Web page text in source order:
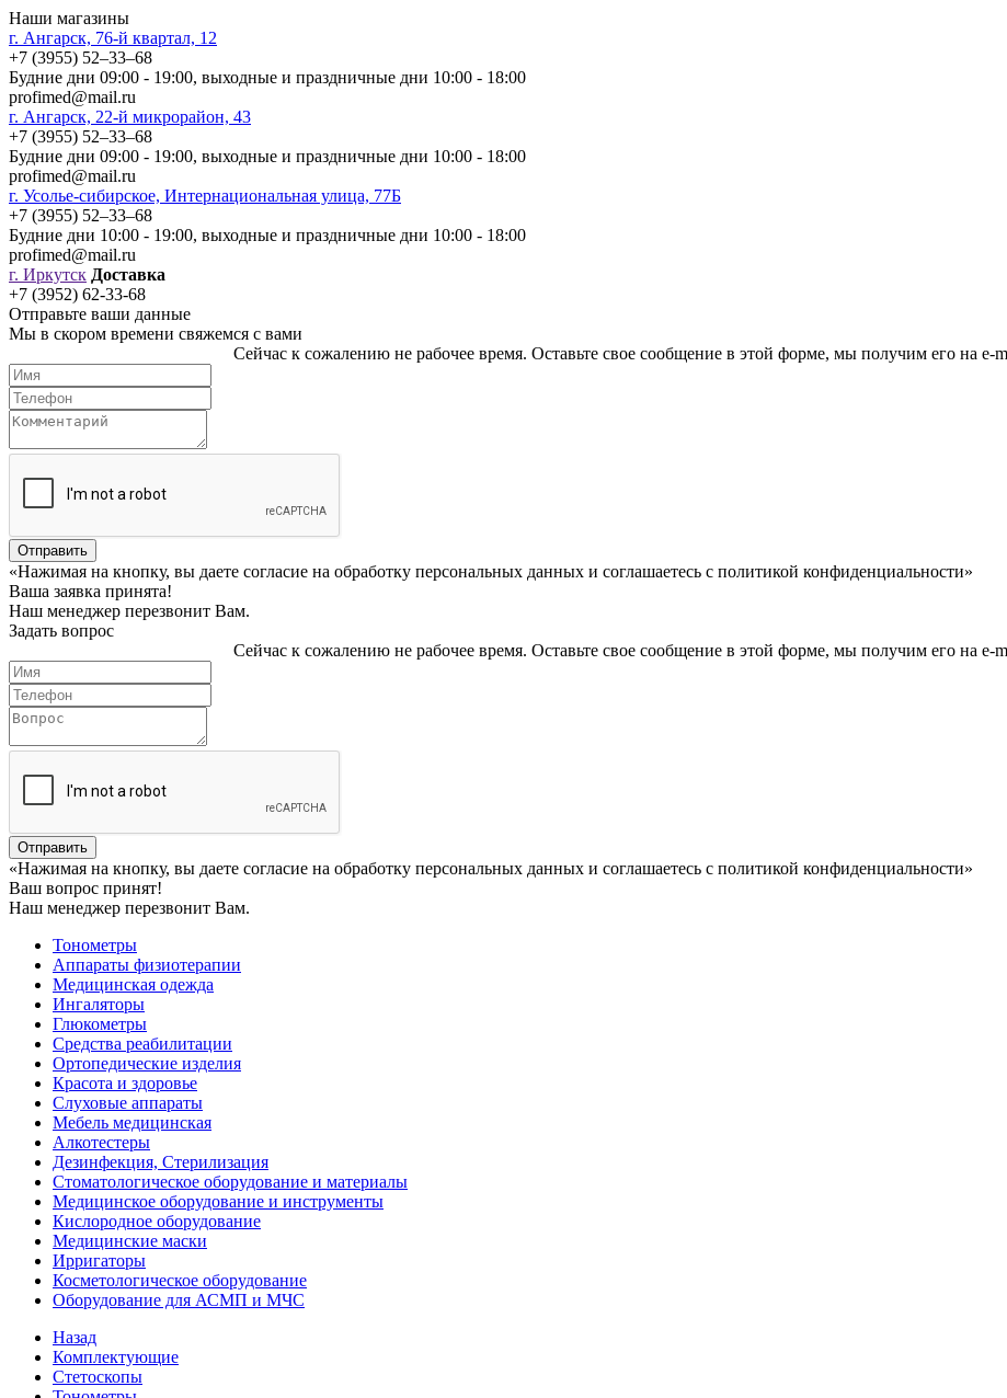
Наши магазины
г. Ангарск, 76-й квартал, 12
+7 (3955) 52‒33‒68
Будние дни 09:00 - 19:00, выходные и праздничные дни 10:00 - 18:00
profimed@mail.ru
г. Ангарск, 22-й микрорайон, 43
+7 (3955) 52‒33‒68
Будние дни 09:00 - 19:00, выходные и праздничные дни 10:00 - 18:00
profimed@mail.ru
г. Усолье-сибирское, Интернациональная улица, 77Б
+7 (3955) 52‒33‒68
Будние дни 10:00 - 19:00, выходные и праздничные дни 10:00 - 18:00
profimed@mail.ru
г. Иркутск Доставка
+7 (3952) 62-33-68
Отправьте ваши данные
Мы в скором времени свяжемся с вами
Сейчас к сожалению не рабочее время. Оставьте свое сообщение в этой форме, мы получим его на e-
Отправить
«Нажимая на кнопку, вы даете согласие на обработку персональных данных и соглашаетесь c политикой конфиденциальности»
Ваша заявка принята!
Наш менеджер перезвонит Вам.
Задать вопрос
Сейчас к сожалению не рабочее время. Оставьте свое сообщение в этой форме, мы получим его на e-
Отправить
«Нажимая на кнопку, вы даете согласие на обработку персональных данных и соглашаетесь c политикой конфиденциальности»
Ваш вопрос принят!
Наш менеджер перезвонит Вам.
Тонометры
Аппараты физиотерапии
Медицинская одежда
Ингаляторы
Глюкометры
Средства реабилитации
Ортопедические изделия
Красота и здоровье
Слуховые аппараты
Мебель медицинская
Алкотестеры
Дезинфекция, Стерилизация
Стоматологическое оборудование и материалы
Медицинское оборудование и инструменты
Кислородное оборудование
Медицинские маски
Ирригаторы
Косметологическое оборудование
Оборудование для АСМП и МЧС
Назад
Комплектующие
Стетоскопы